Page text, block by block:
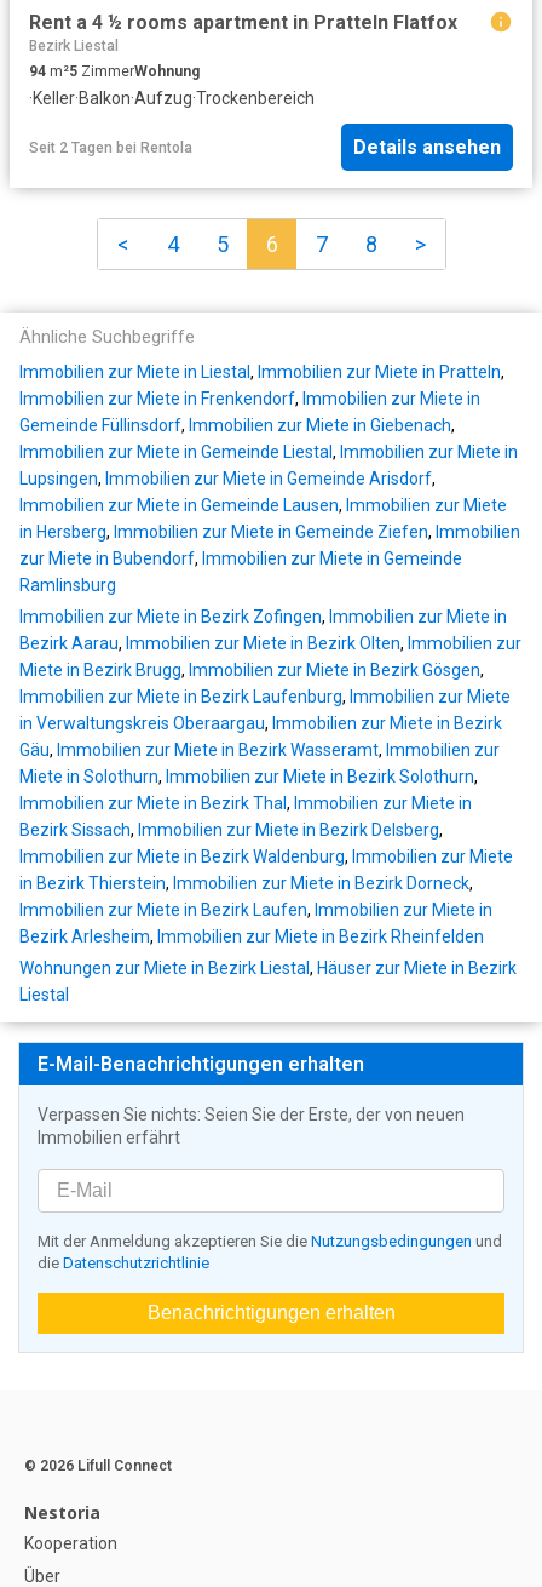
Rent a 4 ½ rooms apartment in Pratteln Flatfox
Bezirk Liestal
94 m²5 ZimmerWohnung
·Keller·Balkon·Aufzug·Trockenbereich
Seit 2 Tagen bei Rentola Details ansehen
< 4 5 6 7 8 >
Ähnliche Suchbegriffe
Immobilien zur Miete in Liestal, Immobilien zur Miete in Pratteln,
Immobilien zur Miete in Frenkendorf, Immobilien zur Miete in
Gemeinde Füllinsdorf, Immobilien zur Miete in Giebenach,
Immobilien zur Miete in Gemeinde Liestal, Immobilien zur Miete in
Lupsingen, Immobilien zur Miete in Gemeinde Arisdorf,
Immobilien zur Miete in Gemeinde Lausen, Immobilien zur Miete
in Hersberg, Immobilien zur Miete in Gemeinde Ziefen, Immobilien
zur Miete in Bubendorf, Immobilien zur Miete in Gemeinde
Ramlinsburg
Immobilien zur Miete in Bezirk Zofingen, Immobilien zur Miete in
Bezirk Aarau, Immobilien zur Miete in Bezirk Olten, Immobilien zur
Miete in Bezirk Brugg, Immobilien zur Miete in Bezirk Gösgen,
Immobilien zur Miete in Bezirk Laufenburg, Immobilien zur Miete
in Verwaltungskreis Oberaargau, Immobilien zur Miete in Bezirk
Gäu, Immobilien zur Miete in Bezirk Wasseramt, Immobilien zur
Miete in Solothurn, Immobilien zur Miete in Bezirk Solothurn,
Immobilien zur Miete in Bezirk Thal, Immobilien zur Miete in
Bezirk Sissach, Immobilien zur Miete in Bezirk Delsberg,
Immobilien zur Miete in Bezirk Waldenburg, Immobilien zur Miete
in Bezirk Thierstein, Immobilien zur Miete in Bezirk Dorneck,
Immobilien zur Miete in Bezirk Laufen, Immobilien zur Miete in
Bezirk Arlesheim, Immobilien zur Miete in Bezirk Rheinfelden
Wohnungen zur Miete in Bezirk Liestal, Häuser zur Miete in Bezirk
Liestal
E-Mail-Benachrichtigungen erhalten
Verpassen Sie nichts: Seien Sie der Erste, der von neuen
Immobilien erfährt
Mit der Anmeldung akzeptieren Sie die Nutzungsbedingungen und
die Datenschutzrichtlinie
Benachrichtigungen erhalten
© 2026 Lifull Connect
Nestoria
Kooperation
Über